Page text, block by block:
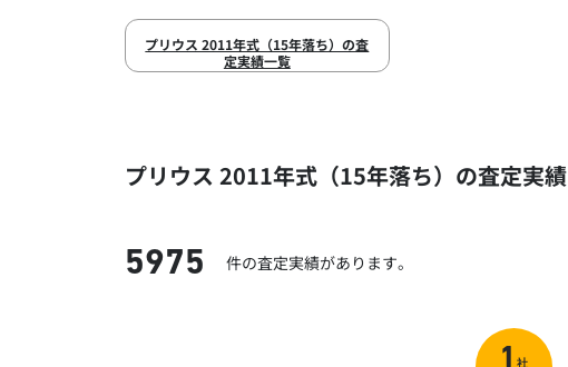
プリウス 2011年式（15年落ち）の査
定実績一覧
プリウス 2011年式（15年落ち）の査定実績
5975 件の査定実績があります。
1 社